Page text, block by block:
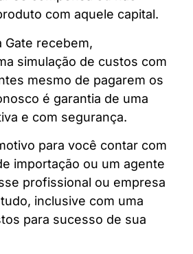
com aquele capital.
Gate recebem,
simulação de custos com
mesmo de pagarem os
é garantia de uma
e com segurança.
para você contar com
importação ou um agente
profissional ou empresa
inclusive com uma
para sucesso de sua